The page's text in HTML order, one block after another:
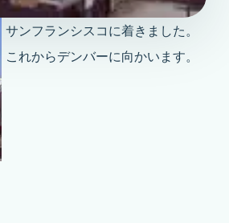
サンフランシスコに着きました。
これからデンバーに向かいます。